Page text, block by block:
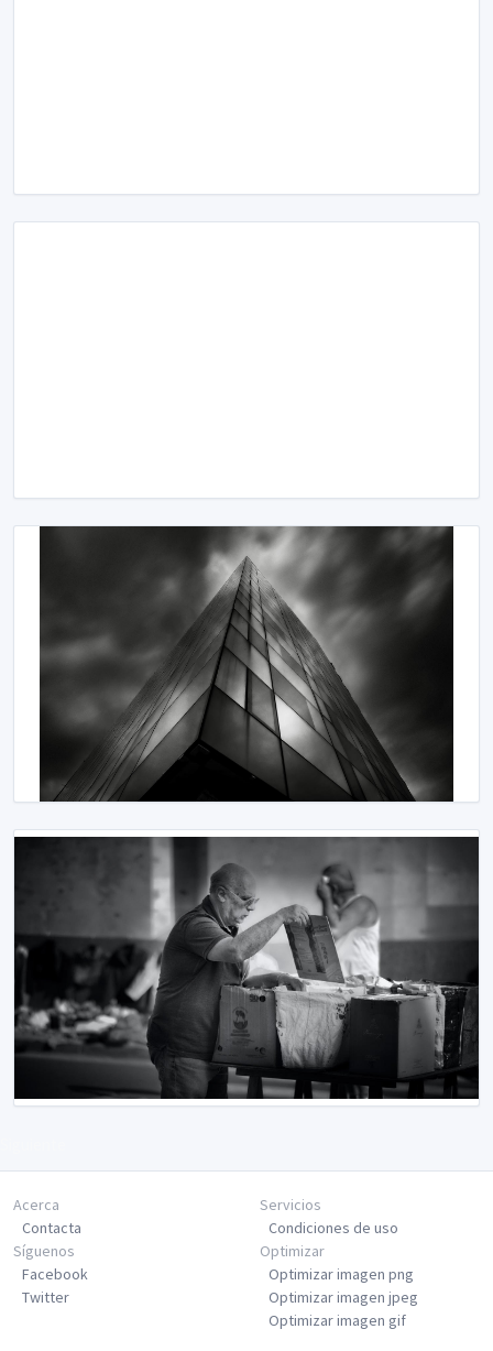
Acerca
Contacta
Servicios
Condiciones de uso
Síguenos
Facebook
Twitter
Optimizar
Optimizar imagen png
Optimizar imagen jpeg
Optimizar imagen gif